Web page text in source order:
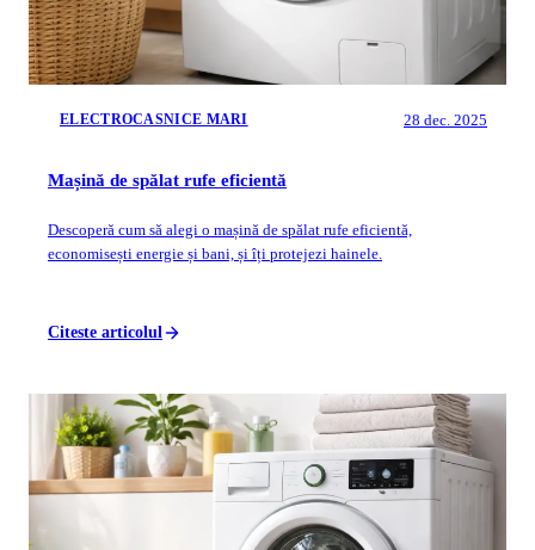
ELECTROCASNICE MARI 28 dec. 2025
Mașină de spălat rufe eficientă
Descoperă cum să alegi o mașină de spălat rufe eficientă,
economisești energie și bani, și îți protejezi hainele.
Citeste articolul